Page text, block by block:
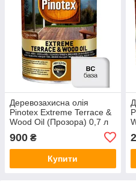
Деревозахисна олія
Pinotex Extreme Terrace &
Wood Oil (Прозора) 0,7 л
900 ₴
Купити